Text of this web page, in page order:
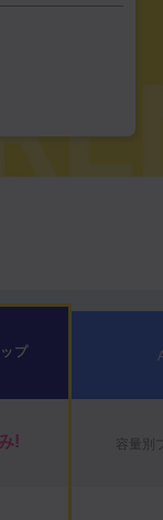
プ
! 容量別